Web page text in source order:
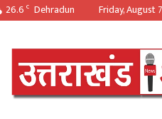
26.6 C Dehradun Friday, August
https://